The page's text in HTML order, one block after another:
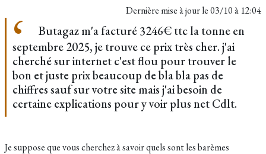
Dernière mise à jour le03/10 à 12:04
Butagaz m'a facturé 3246€ ttc la tonne en
septembre 2025, je trouve ce prix très cher. j'ai
cherché sur internet c'est flou pour trouver le
bon et juste prix beaucoup de bla bla pas de
chiffres sauf sur votre site mais j'ai besoin de
certaine explications pour y voir plus net Cdlt.
Je suppose que vous cherchez à savoir quels sont les barèmes